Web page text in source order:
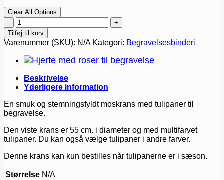
Clear All Options
Krans
med
tulipaner
antal
Tilføj til kurv
Varenummer (SKU): N/A Kategori: Begravelsesbinderi
Beskrivelse
Yderligere information
En smuk og stemningsfyldt moskrans med tulipaner til
begravelse.
Den viste krans er 55 cm. i diameter og med multifarvet
tulipaner. Du kan også vælge tulipaner i andre farver.
Denne krans kan kun bestilles når tulipanerne er i sæson.
Størrelse N/A